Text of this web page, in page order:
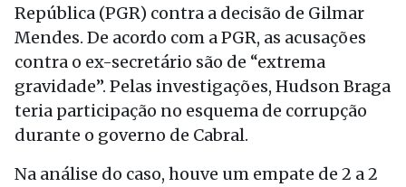
República (PGR) contra a decisão de Gilmar
Mendes. De acordo com a PGR, as acusações
contra o ex-secretário são de “extrema
gravidade”. Pelas investigações, Hudson Braga
teria participação no esquema de corrupção
durante o governo de Cabral.
Na análise do caso, houve um empate de 2 a 2